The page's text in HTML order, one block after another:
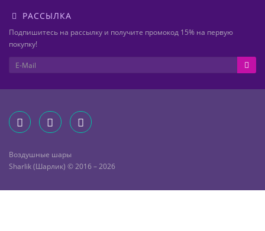
РАССЫЛКА
Подпишитесь на рассылку и получите промокод 15% на первую
покупку!
Воздушные шары
Sharlik (Шарлик) © 2016 – 2026